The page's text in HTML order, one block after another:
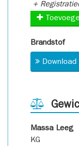
+
Brandstof
Massa Leeg
KG